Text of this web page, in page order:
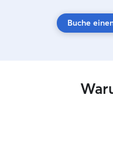
Buche